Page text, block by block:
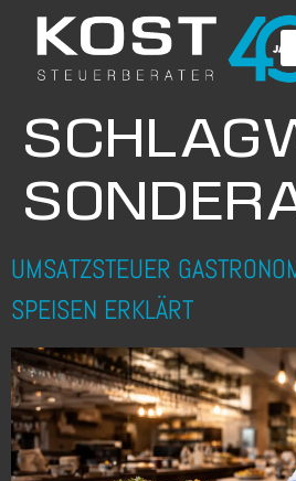
UMSATZSTEUER
SPEISEN ERKLÄRT